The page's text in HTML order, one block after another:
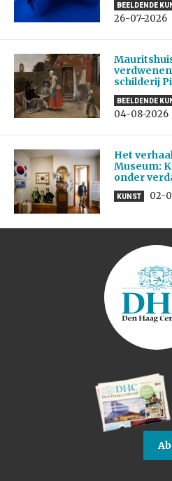
BEELDENDE
26-07-2026
schilderij
BEELDENDE
04-08-2026
Het
Museum:
onder
KUNST 02-